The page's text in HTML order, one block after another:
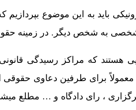
باید به این موضوع
به شخص دیگر. در زمینه حقوقی
هستند که مراکز رسیدگی
برای طرفین دعاوی
، رای دادگاه و … مطلع